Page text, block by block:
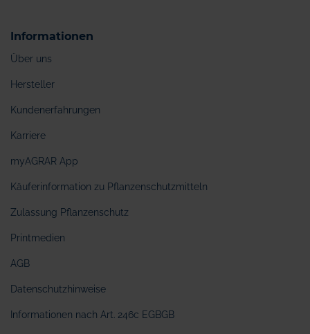
Informationen
Über uns
Hersteller
Kundenerfahrungen
Karriere
myAGRAR App
Käuferinformation zu Pflanzenschutzmitteln
Zulassung Pflanzenschutz
Printmedien
AGB
Datenschutzhinweise
Informationen nach Art. 246c EGBGB